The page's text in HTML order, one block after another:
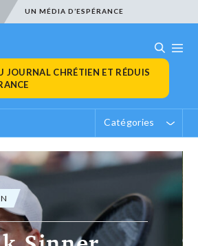
UN MÉDIA D’ESPÉRANCE
JOURNAL CHRÉTIEN ET RÉDUIS
Catégories